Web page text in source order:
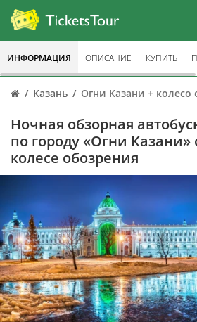
Казань Огни Казани + колесо
Ночная обзорная
по городу «Огни Казани»
колесе обозрения
ИНФОРМАЦИЯ ОПИСАНИЕ КУПИТЬ